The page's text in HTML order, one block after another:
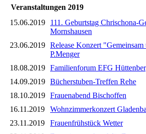
Veranstaltungen 2019
15.06.2019
111. Geburtstag Chrischona-
Mornshausen
23.06.2019 Release Konzert "Gemeinsam
P.Menger
18.08.2019 Familienforum EFG
14.09.2019 Bücherstuben-Treffen Rehe
18.10.2019 Frauenabend Bischoffen
16.11.2019
Wohnzimmerkonzert
23.11.2019
Frauenfrühstück Wetter